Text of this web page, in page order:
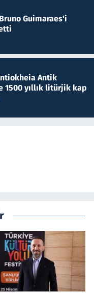
Guimaraes'i
Antik
1500 yıllık litürjik kap